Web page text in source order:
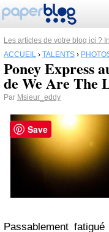
Les articles de votre blog ici ?
ACCUEIL › TALENTS ›
Poney Express
de We Are The
Par Msieur_eddy
Passablement
Save